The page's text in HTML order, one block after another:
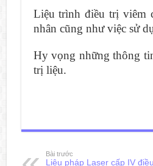
Liệu trình điều trị viêm
nhân cũng như việc sử
Hy vọng những thông
trị liệu.
Bài trước
Liệu pháp Laser cấp IV